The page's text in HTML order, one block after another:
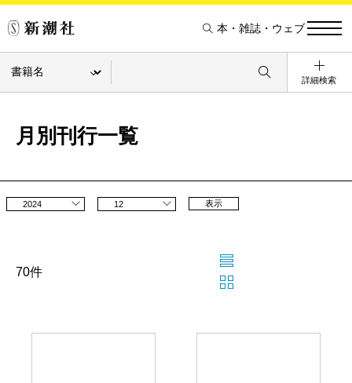
本・雑誌・ウェブ
詳細検索
月別刊行一覧
2024 12 表示
70件